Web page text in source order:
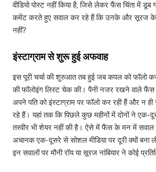
वीडियो पोस्ट नहीं किया है, जिसे लेकर फैंस चिंता में
कमेंट करते हुए सवाल कर रहे हैं कि उनके और सूरज के
नहीं?
इंस्टाग्राम से शुरू हुई अफवाह
इस पूरी चर्चा की शुरुआत तब हुई जब कपल को फॉलो
की फॉलोइंग लिस्ट चेक की। पैनी नजर रखने वाले फैंस
अपने पति को इंस्टाग्राम पर फॉलो कर रही हैं और न
रहे हैं। यहां तक कि पिछले कुछ महीनों में दोनों ने एक-
तस्वीर भी शेयर नहीं की है। ऐसे में फैंस के मन में सवाल
अचानक एक-दूसरे से सोशल मीडिया पर दूरी क्यों बना
इन सवालों पर मौनी रॉय या सूरज नांबियार ने कोई